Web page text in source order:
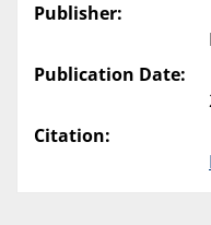
Publisher:
Publication Date:
Citation: